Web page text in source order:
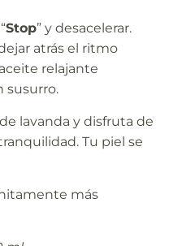
Stop” y desacelerar.
atrás el ritmo
relajante
susurro.
lavanda y disfruta de
Tu piel se
más